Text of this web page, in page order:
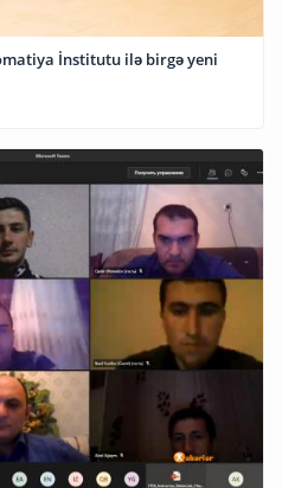
İnstitutu ilə birgə yeni